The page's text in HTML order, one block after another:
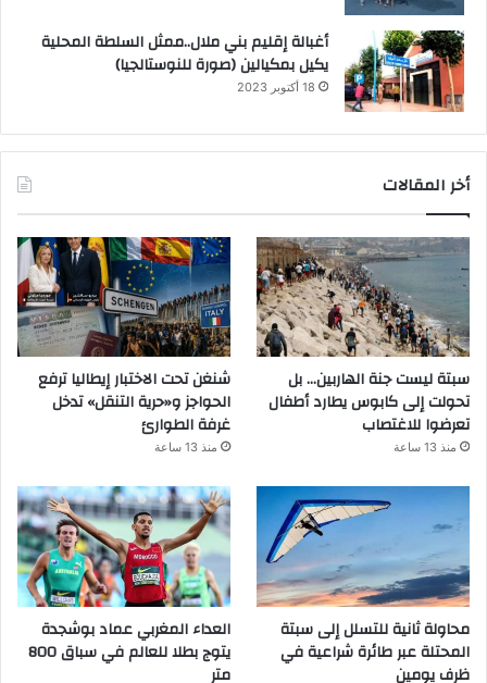
أغبالة إقليم بني ملال..ممثل السلطة المحلية
يكيل بمكيالين (صورة للنوستالجيا)
18 أكتوبر 2023
أخر المقالات
سبتة ليست جنة الهاربين… بل
تحولت إلى كابوس يطارد أطفال
تعرضوا للاغتصاب
منذ 13 ساعة
شنغن تحت الاختبار إيطاليا ترفع
الحواجز و«حرية التنقل» تدخل
غرفة الطوارئ
منذ 13 ساعة
محاولة ثانية للتسلل إلى سبتة
المحتلة عبر طائرة شراعية في
ظرف يومين
العداء المغربي عماد بوشجدة
يتوج بطلا للعالم في سباق 800
متر